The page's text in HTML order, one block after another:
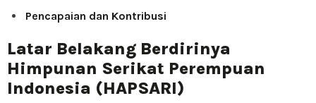
Pencapaian dan Kontribusi
Latar Belakang Berdirinya
Himpunan Serikat Perempuan
Indonesia (HAPSARI)